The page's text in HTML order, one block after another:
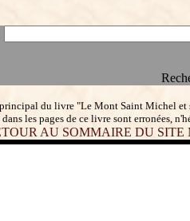
du livre "Le Mont Saint Michel et
les pages de ce livre sont erronées,
AU SOMMAIRE DU